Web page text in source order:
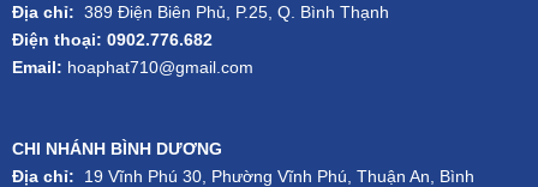
Địa chỉ: 389 Điện Biên Phủ, P.25, Q. Bình Thạnh
Điện thoại: 0902.776.682
Email: hoaphat710@gmail.com
CHI NHÁNH BÌNH DƯƠNG
Địa chỉ: 19 Vĩnh Phú 30, Phường Vĩnh Phú, Thuận An, Bình